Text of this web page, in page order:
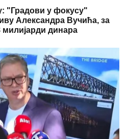
ВУЧИЋ ОБИЛАЗИ
МОСТУ